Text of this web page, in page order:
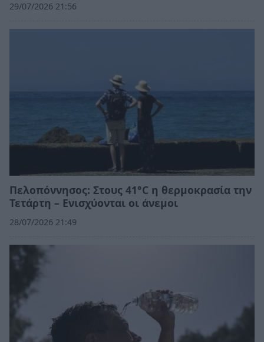
29/07/2026 21:56
Πελοπόννησος: Στους 41°C η θερμοκρασία την
Τετάρτη – Ενισχύονται οι άνεμοι
28/07/2026 21:49